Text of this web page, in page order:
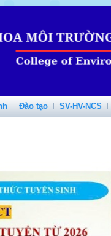
Đào tạo SV-HV-NCS